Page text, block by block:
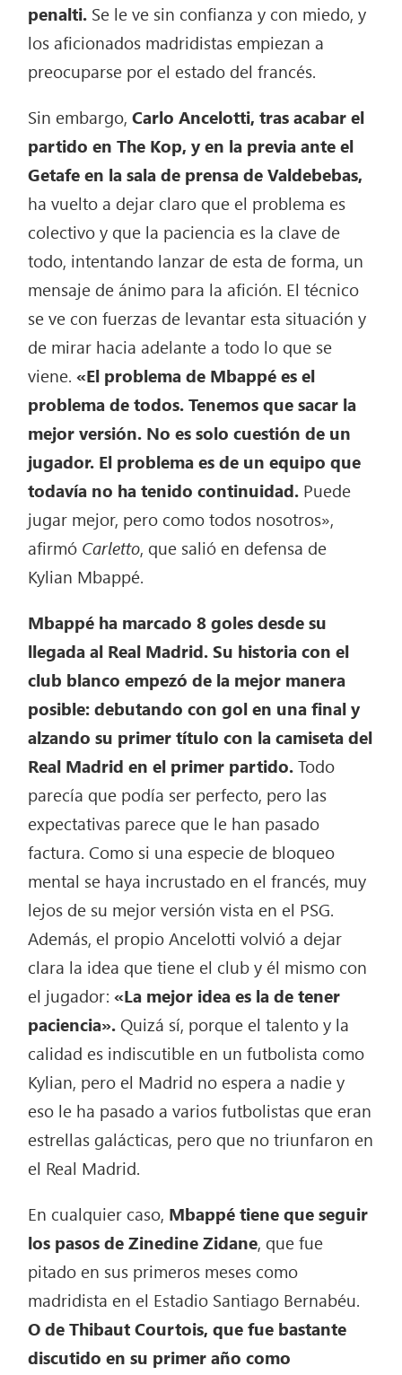
penalti. Se le ve sin confianza y con miedo, y
los aficionados madridistas empiezan a
preocuparse por el estado del francés.
Sin embargo, Carlo Ancelotti, tras acabar el
partido en The Kop, y en la previa ante el
Getafe en la sala de prensa de Valdebebas,
ha vuelto a dejar claro que el problema es
colectivo y que la paciencia es la clave de
todo, intentando lanzar de esta de forma, un
mensaje de ánimo para la afición. El técnico
se ve con fuerzas de levantar esta situación y
de mirar hacia adelante a todo lo que se
viene.«El problema de Mbappé es el
problema de todos. Tenemos que sacar la
mejor versión. No es solo cuestión de un
jugador. El problema es de un equipo que
todavía no ha tenido continuidad. Puede
jugar mejor, pero como todos nosotros»,
afirmó Carletto, que salió en defensa de
Kylian Mbappé.
Mbappé ha marcado 8 goles desde su
llegada al Real Madrid. Su historia con el
club blanco empezó de la mejor manera
posible: debutando con gol en una final y
alzando su primer título con la camiseta del
Real Madrid en el primer partido.Todo
parecía que podía ser perfecto, pero las
expectativas parece que le han pasado
factura. Como si una especie de bloqueo
mental se haya incrustado en el francés, muy
lejos de su mejor versión vista en el PSG.
Además, el propio Ancelotti volvió a dejar
clara la idea que tiene el club y él mismo con
el jugador: «La mejor idea es la de tener
paciencia». Quizá sí, porque el talento y la
calidad es indiscutible en un futbolista como
Kylian, pero el Madrid no espera a nadie y
eso le ha pasado a varios futbolistas que eran
estrellas galácticas, pero que no triunfaron en
el Real Madrid.
En cualquier caso, Mbappé tiene que seguir
los pasos de Zinedine Zidane, que fue
pitado en sus primeros meses como
madridista en el Estadio Santiago Bernabéu.
O de Thibaut Courtois, que fue bastante
discutido en su primer año como